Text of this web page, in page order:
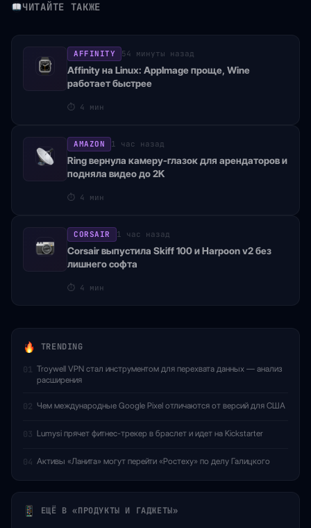
ЧИТАЙТЕ ТАКЖЕ
AFFINITY 54 минуты назад
Affinity на Linux: AppImage проще, Wine
работает быстрее
⏱ 4 мин
AMAZON 1 час назад
Ring вернула камеру-глазок для арендаторов и
подняла видео до 2K
⏱ 4 мин
CORSAIR 1 час назад
Corsair выпустила Skiff 100 и Harpoon v2 без
лишнего софта
⏱ 4 мин
TRENDING
01 Troywell VPN стал инструментом для перехвата данных — анализ
расширения
02 Чем международные Google Pixel отличаются от версий для США
03 Lumysi прячет фитнес-трекер в браслет и идет на Kickstarter
04 Активы «Ланита» могут перейти «Ростеху» по делу Галицкого
ЕЩЁ В «ПРОДУКТЫ И ГАДЖЕТЫ»